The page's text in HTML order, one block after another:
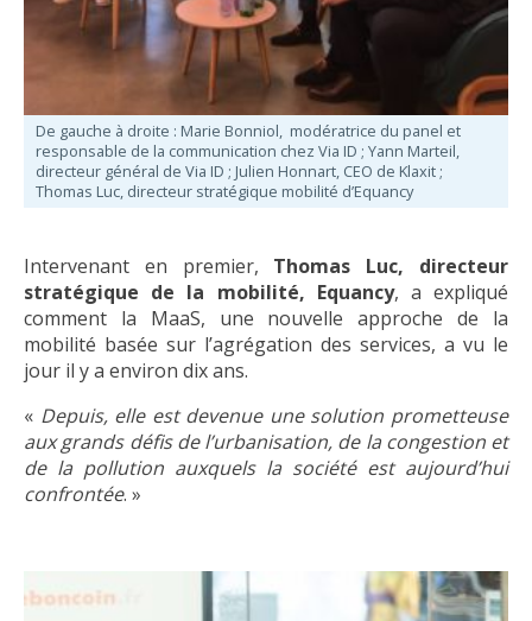
De gauche à droite : Marie Bonniol, modératrice du panel et
responsable de la communication chez Via ID ; Yann Marteil,
directeur général de Via ID ; Julien Honnart, CEO de Klaxit ;
Thomas Luc, directeur stratégique mobilité d’Equancy
Intervenant en premier, Thomas Luc, directeur
stratégique de la mobilité, Equancy, a expliqué
comment la MaaS, une nouvelle approche de la
mobilité basée sur l’agrégation des services, a vu le
jour il y a environ dix ans.
« Depuis, elle est devenue une solution prometteuse
aux grands défis de l’urbanisation, de la congestion et
de la pollution auxquels la société est aujourd’hui
confrontée. »